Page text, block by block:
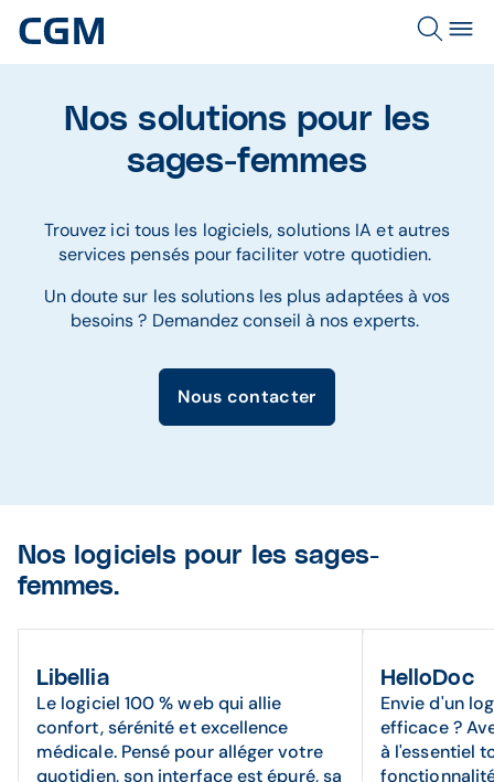
Nos solutions pour les
sages-femmes
Trouvez ici tous les logiciels, solutions IA et autres
services pensés pour faciliter votre quotidien.
Un doute sur les solutions les plus adaptées à vos
besoins ? Demandez conseil à nos experts.
Nous contacter
Nos logiciels pour les sages-
femmes.
Libellia
Le logiciel 100 % web qui allie
confort, sérénité et excellence
médicale. Pensé pour alléger votre
quotidien, son interface est épuré, sa
HelloDoc
Envie d'un
efficace ?
à l'essentiel